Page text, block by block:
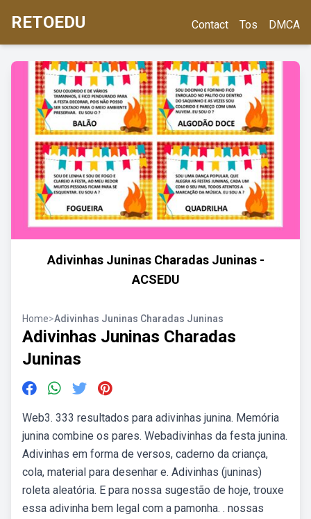
RETOEDU Contact Tos DMCA
Adivinhas Juninas Charadas Juninas -
ACSEDU
Home>Adivinhas Juninas Charadas Juninas
Adivinhas Juninas Charadas
Juninas
Web3. 333 resultados para adivinhas junina. Memória
junina combine os pares. Webadivinhas da festa junina.
Adivinhas em forma de versos, caderno da criança,
cola, material para desenhar e. Adivinhas (juninas)
roleta aleatória. E para nossa sugestão de hoje, trouxe
essa adivinha bem legal com a pamonha. . nossas